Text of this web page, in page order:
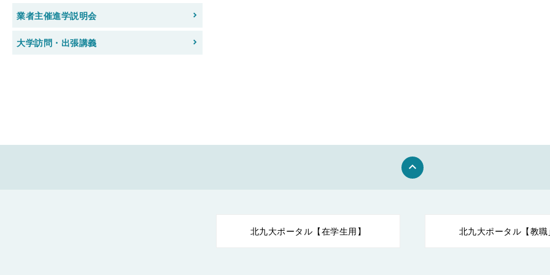
業者主催進学説明会
大学訪問・出張講義
keyboard_arrow_up
北九大ポータル【在学生用】 北九大ポータル【教